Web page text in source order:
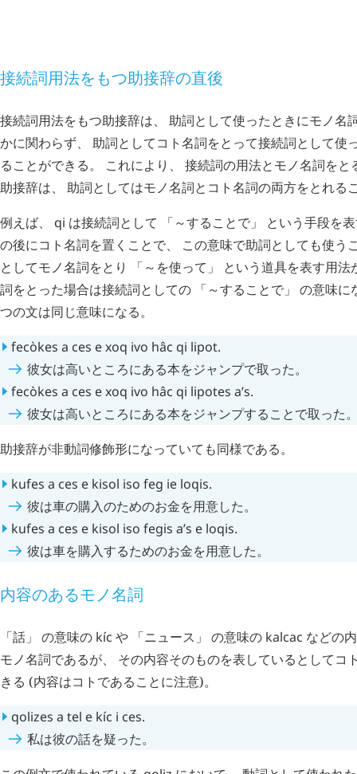
接続詞用法をもつ助接辞の直後
接続詞用法をもつ助接辞は、 助詞として使ったときにモノ名
かに関わらず、 助詞としてコト名詞をとって接続詞として使
ることができる。 これにより、 接続詞の用法とモノ名詞を
助接辞は、 助詞としてはモノ名詞とコト名詞の両方をとれる
例えば、 qi は接続詞として 「～することで」 という手段を
の後にコト名詞を置くことで、 この意味で助詞としても使う
としてモノ名詞をとり 「～を使って」 という道具を表す用
詞をとった場合は接続詞としての 「～することで」 の意味に
つの文は同じ意味になる。
fecòkes a ces exoq ivo hâc qi lipot.
彼女は高いところにある本をジャンプで取った。
fecòkes a ces exoq ivo hâc qi lipotes a’s.
彼女は高いところにある本をジャンプすることで取った
助接辞が非動詞修飾形になっていても同様である。
kufes a ces e kisol iso feg ie loqis.
彼は車の購入のためのお金を用意した。
kufes a ces e kisol iso fegis a’s e loqis.
彼は車を購入するためのお金を用意した。
内容のあるモノ名詞
「話」 の意味の kíc や 「ニュース」 の意味の kalcac などの
モノ名詞であるが、 その内容そのものを表しているとしてコ
きる (内容はコトであることに注意)。
qolizes a tel e kíc i ces.
私は彼の話を疑った。